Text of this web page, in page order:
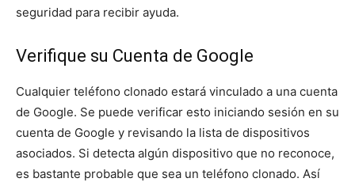
seguridad para recibir ayuda.
Verifique su Cuenta de Google
Cualquier teléfono clonado estará vinculado a una cuenta
de Google. Se puede verificar esto iniciando sesión en su
cuenta de Google y revisando la lista de dispositivos
asociados. Si detecta algún dispositivo que no reconoce,
es bastante probable que sea un teléfono clonado. Así